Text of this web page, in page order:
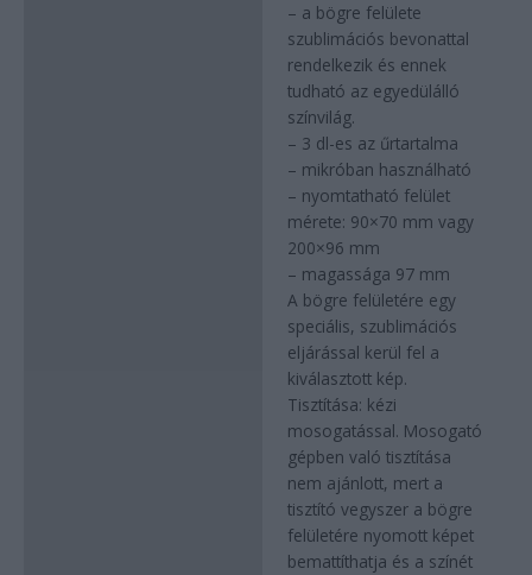
– a bögre felülete
szublimációs bevonattal
rendelkezik és ennek
tudható az egyedülálló
színvilág.
– 3 dl-es az űrtartalma
– mikróban használható
– nyomtatható felület
mérete: 90×70 mm vagy
200×96 mm
– magassága 97 mm
A bögre felületére egy
speciális, szublimációs
eljárással kerül fel a
kiválasztott kép.
Tisztítása: kézi
mosogatással. Mosogató
gépben való tisztítása
nem ajánlott, mert a
tisztító vegyszer a bögre
felületére nyomott képet
bemattíthatja és a színét